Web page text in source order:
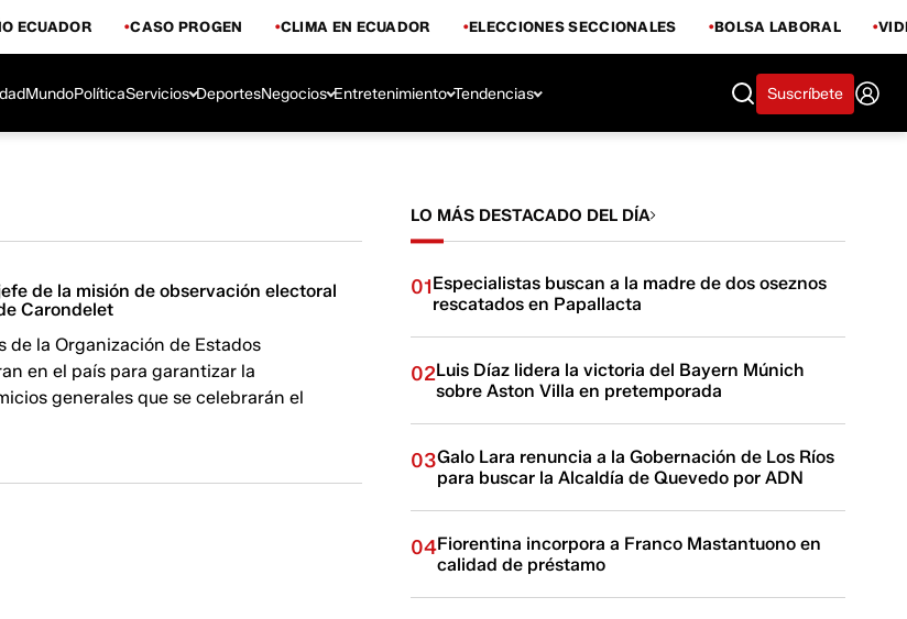
ECUADOR CASO PROGEN CLIMA EN ECUADOR ELECCIONES SECCIONALES BOLSA LABORAL
MundoPolíticaServicios DeportesNegocios Entretenimiento Tendencias Suscríbete
de la misión de observación electoral
Carondelet
de la Organización de Estados
en el país para garantizar la
generales que se celebrarán el
LO MÁS DESTACADO DEL DÍA
01Especialistas buscan a la madre de dos oseznos
rescatados en Papallacta
02Luis Díaz lidera la victoria del Bayern Múnich
sobre Aston Villa en pretemporada
03Galo Lara renuncia a la Gobernación de Los Ríos
para buscar la Alcaldía de Quevedo por ADN
04Fiorentina incorpora a Franco Mastantuono en
calidad de préstamo